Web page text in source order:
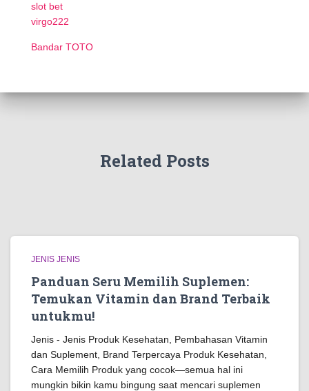
slot bet
virgo222
Bandar TOTO
Related Posts
JENIS JENIS
Panduan Seru Memilih Suplemen:
Temukan Vitamin dan Brand Terbaik
untukmu!
Jenis - Jenis Produk Kesehatan, Pembahasan Vitamin
dan Suplement, Brand Terpercaya Produk Kesehatan,
Cara Memilih Produk yang cocok—semua hal ini
mungkin bikin kamu bingung saat mencari suplemen